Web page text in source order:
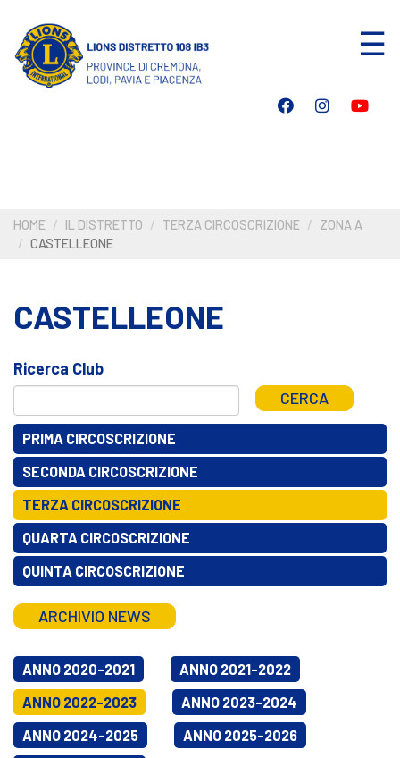
contenuto
principale
☰
HOME IL DISTRETTO TERZA CIRCOSCRIZIONE
ZONA A
CASTELLEONE
CASTELLEONE
Ricerca Club
CERCA
PRIMA CIRCOSCRIZIONE
SECONDA CIRCOSCRIZIONE
TERZA CIRCOSCRIZIONE
QUARTA CIRCOSCRIZIONE
QUINTA CIRCOSCRIZIONE
ARCHIVIO NEWS
ANNO 2020-2021
ANNO 2021-2022
ANNO 2022-2023
ANNO 2023-2024
ANNO 2024-2025
ANNO 2025-2026